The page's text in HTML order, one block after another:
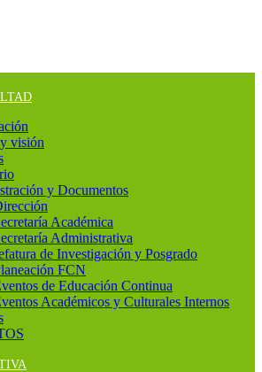
visión
y Documentos
Académica
Administrativa
de Investigación y Posgrado
FCN
de Educación Continua
Académicos y Culturales Internos